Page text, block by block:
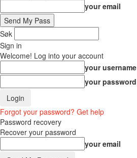
your email
Søk
Sign in
Welcome! Log into your account
your username
your password
Forgot your password? Get help
Password recovery
Recover your password
your email